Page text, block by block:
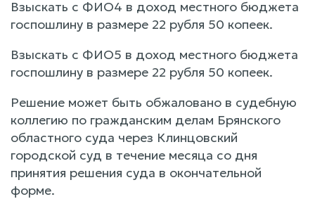
Взыскать с ФИО4 в доход местного бюджета
госпошлину в размере 22 рубля 50 копеек.
Взыскать с ФИО5 в доход местного бюджета
госпошлину в размере 22 рубля 50 копеек.
Решение может быть обжаловано в судебную
коллегию по гражданским делам Брянского
областного суда через Клинцовский
городской суд в течение месяца со дня
принятия решения суда в окончательной
форме.